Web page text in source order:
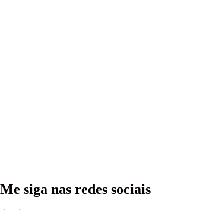
Me siga nas redes sociais